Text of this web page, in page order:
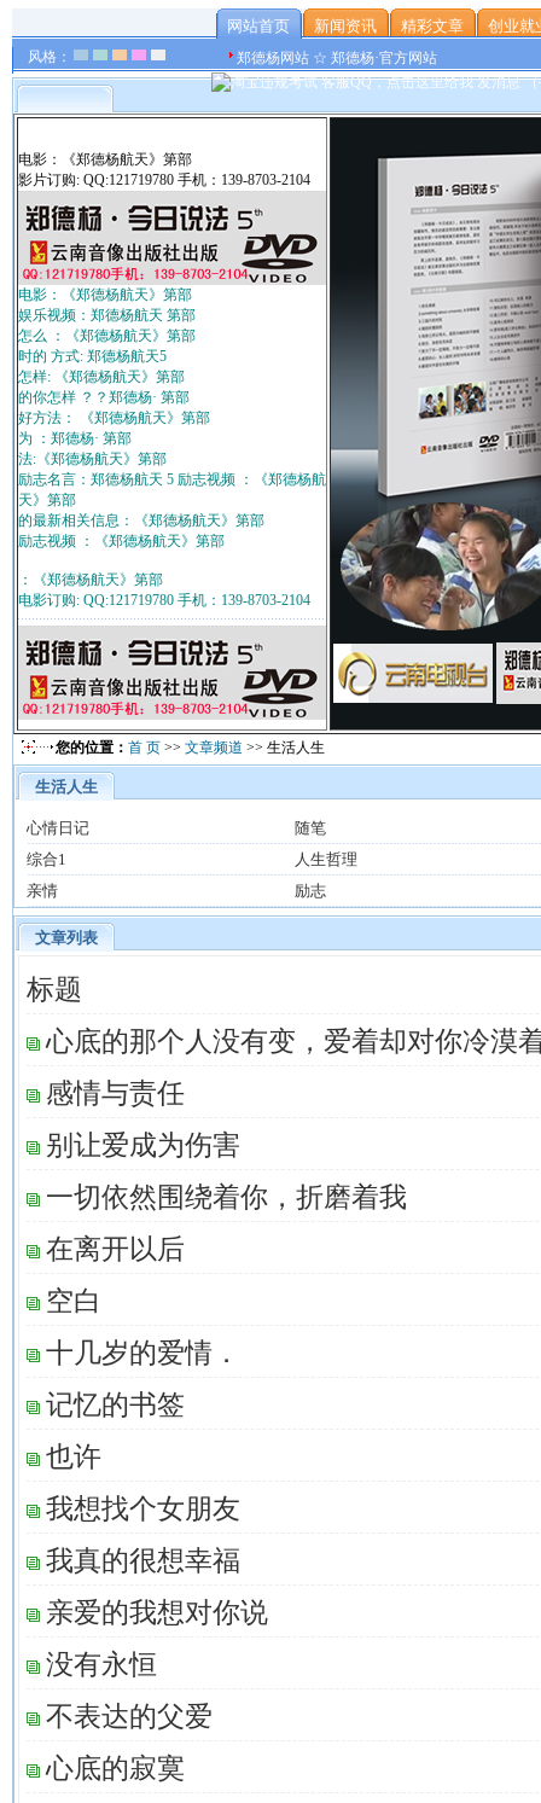
风格：
网站首页 新闻资讯 精彩文章 创业就
郑德杨网站 ☆ 郑德杨·官方网站
电影：《郑德杨航天》第部
影片订购: QQ:121719780 手机：139-8703-2104
电影：《郑德杨航天》第部
娱乐视频：郑德杨航天 第部
怎么 ：《郑德杨航天》第部
时的 方式: 郑德杨航天5
怎样: 《郑德杨航天》第部
的你怎样 ？？郑德杨· 第部
好方法： 《郑德杨航天》第部
为 ：郑德杨· 第部
法:《郑德杨航天》第部
励志名言：郑德杨航天 5 励志视频 ：《郑德杨航
天》第部
的最新相关信息：《郑德杨航天》第部
励志视频 ：《郑德杨航天》第部
：《郑德杨航天》第部
电影订购: QQ:121719780 手机：139-8703-2104
您的位置： 首 页 >> 文章频道 >> 生活人生
生活人生
心情日记
随笔
综合1
人生哲理
亲情
励志
文章列表
标题
心底的那个人没有变，爱着却对你冷漠
感情与责任
别让爱成为伤害
一切依然围绕着你，折磨着我
在离开以后
空白
十几岁的爱情．
记忆的书签
也许
我想找个女朋友
我真的很想幸福
亲爱的我想对你说
没有永恒
不表达的父爱
心底的寂寞